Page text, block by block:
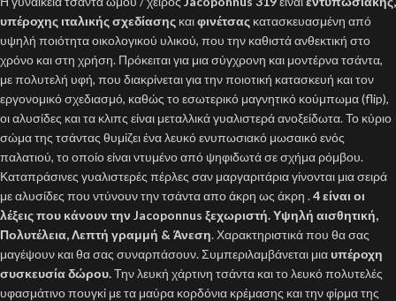
υπέροχης ιταλικής σχεδίασης καιφινέτσας κατασκευασμένη από
υψηλή ποιότητα οικολογικού υλικού, που την καθιστά ανθεκτική στο
χρόνο και στη χρήση. Πρόκειται για μια σύγχρονη και μοντέρνα τσάντα,
με πολυτελή υφή, που διακρίνεται για την ποιοτική κατασκευή και τον
εργονομικό σχεδιασμό, καθώς το εσωτερικό μαγνητικό κούμπωμα (flip),
οι αλυσίδες και τα κλιπς είναι μεταλλικά γυαλιστερά ανοξείδωτα. Το κύριο
σώμα της τσάντας θυμίζει ένα λευκό ενυπωσιακό μωσαικό ενός
παλατιού, το οποίο είναι ντυμένο από ψηφιδωτά σε σχήμα ρόμβου.
Καταπράσινες γυαλιστερές πέρλες σαν μαργαριτάρια γίνονται μια σειρά
με αλυσίδες που ντύνουν την τσάντα απο άκρη ως άκρη .4 είναι οι
λέξεις που κάνουν την Jacoponnus ξεχωριστή. Υψηλή αισθητική,
Πολυτέλεια, Λεπτή γραμμή & Άνεση. Χαρακτηριστικά που θα σας
μαγέψουν και θα σας συναρπάσουν. Συμπεριλαμβάνεται μια υπέροχη
συσκευσία δώρου.Την λευκή χάρτινη τσάντα και το λευκό πολυτελές
υφασμάτινο πουγκί με τα μαύρα κορδόνια κρέμασης και την φίρμα της